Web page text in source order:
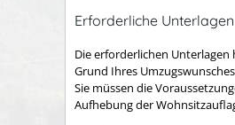
Erforderliche Unterlagen
Die erforderlichen Unterlagen
Grund Ihres
Sie müssen die
Aufhebung der